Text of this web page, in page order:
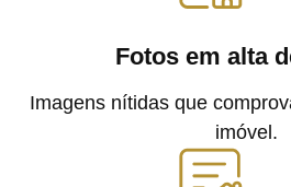
Fotos em alta
Imagens nítidas que
imóvel.